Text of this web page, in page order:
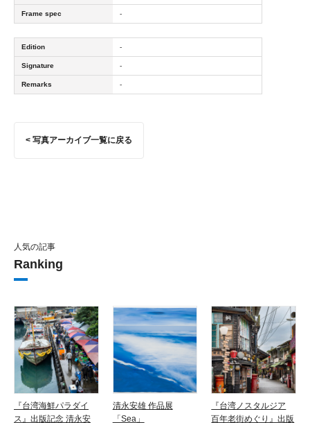
Frame spec -
Edition -
Signature -
Remarks -
< 写真アーカイブ一覧に戻る
人気の記事
Ranking
『台湾海鮮パラダイ
ス』出版記念 清永安
清永安雄 作品展
「Sea」
『台湾ノスタルジア
百年老街めぐり』出版